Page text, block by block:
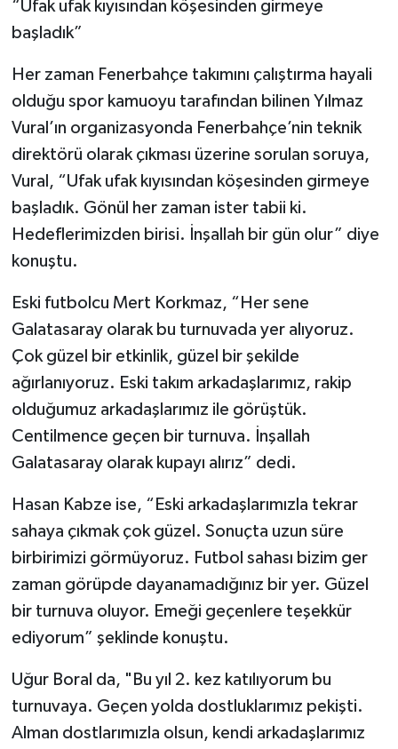
“Ufak ufak kıyısından köşesinden girmeye
başladık”
Her zaman Fenerbahçe takımını çalıştırma hayali
olduğu spor kamuoyu tarafından bilinen Yılmaz
Vural’ın organizasyonda Fenerbahçe’nin teknik
direktörü olarak çıkması üzerine sorulan soruya,
Vural, “Ufak ufak kıyısından köşesinden girmeye
başladık. Gönül her zaman ister tabii ki.
Hedeflerimizden birisi. İnşallah bir gün olur” diye
konuştu.
Eski futbolcu Mert Korkmaz, “Her sene
Galatasaray olarak bu turnuvada yer alıyoruz.
Çok güzel bir etkinlik, güzel bir şekilde
ağırlanıyoruz. Eski takım arkadaşlarımız, rakip
olduğumuz arkadaşlarımız ile görüştük.
Centilmence geçen bir turnuva. İnşallah
Galatasaray olarak kupayı alırız” dedi.
Hasan Kabze ise, “Eski arkadaşlarımızla tekrar
sahaya çıkmak çok güzel. Sonuçta uzun süre
birbirimizi görmüyoruz. Futbol sahası bizim ger
zaman görüpde dayanamadığınız bir yer. Güzel
bir turnuva oluyor. Emeği geçenlere teşekkür
ediyorum” şeklinde konuştu.
Uğur Boral da, "Bu yıl 2. kez katılıyorum bu
turnuvaya. Geçen yolda dostluklarımız pekişti.
Alman dostlarımızla olsun, kendi arkadaşlarımız